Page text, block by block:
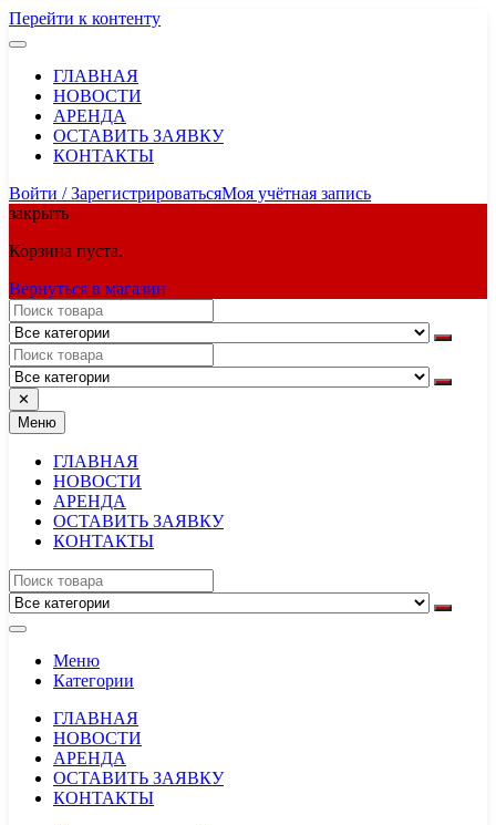
Перейти к контенту
ГЛАВНАЯ
НОВОСТИ
АРЕНДА
ОСТАВИТЬ ЗАЯВКУ
КОНТАКТЫ
Войти / ЗарегистрироватьсяМоя учётная запись
закрыть
Корзина пуста.
Вернуться в магазин
✕
Меню
ГЛАВНАЯ
НОВОСТИ
АРЕНДА
ОСТАВИТЬ ЗАЯВКУ
КОНТАКТЫ
Меню
Категории
ГЛАВНАЯ
НОВОСТИ
АРЕНДА
ОСТАВИТЬ ЗАЯВКУ
КОНТАКТЫ